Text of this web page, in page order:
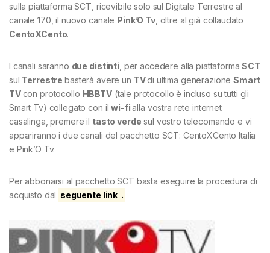
sulla piattaforma SCT, ricevibile solo sul Digitale Terrestre al
canale 170, il nuovo canale Pink’O Tv, oltre al già collaudato
CentoXCento.
I canali saranno due distinti , per accedere alla piattaformaSCT
sul Terrestrebasterà avere un TVdi ultima generazioneSmart
TVcon protocollo HBBTV(tale protocollo è incluso su tutti gli
Smart Tv) collegato con ilwi-fialla vostra rete internet
casalinga, premere il tasto verde sul vostro telecomando e vi
appariranno i due canali del pacchetto SCT: CentoXCento Italia
e Pink’O Tv.
Per abbonarsi al pacchetto SCT basta eseguire la procedura di
acquisto dal seguente link .